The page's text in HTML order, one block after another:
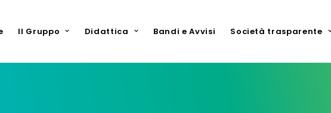
Il Gruppo Didattica Bandi e Avvisi Società trasparente